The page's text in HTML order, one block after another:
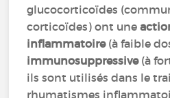
glucocorticoïdes
corticoïdes) ont une
inflammatoire(à faible
immunosuppressive(à
ils sont utilisés dans le
rhumatismes